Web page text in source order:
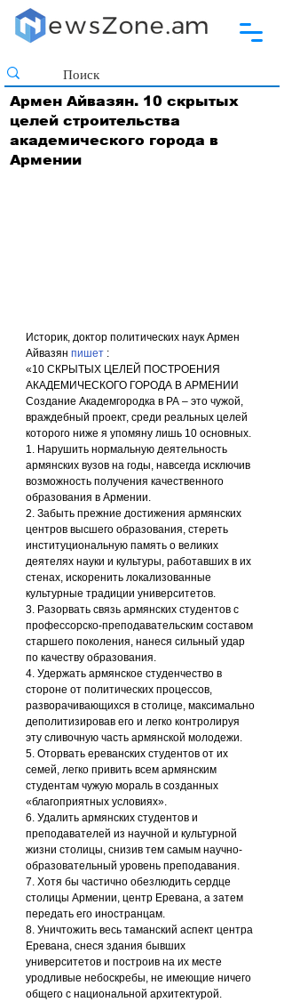
Армен Айвазян. 10 скрытых
целей строительства
академического города в
Армении
Историк, доктор политических наук Армен
Айвазян пишет :
«10 СКРЫТЫХ ЦЕЛЕЙ ПОСТРОЕНИЯ
АКАДЕМИЧЕСКОГО ГОРОДА В АРМЕНИИ
Создание Академгородка в РА – это чужой,
враждебный проект, среди реальных целей
которого ниже я упомяну лишь 10 основных.
1. Нарушить нормальную деятельность
армянских вузов на годы, навсегда исключив
возможность получения качественного
образования в Армении.
2. Забыть прежние достижения армянских
центров высшего образования, стереть
институциональную память о великих
деятелях науки и культуры, работавших в их
стенах, искоренить локализованные
культурные традиции университетов.
3. Разорвать связь армянских студентов с
профессорско-преподавательским составом
старшего поколения, нанеся сильный удар
по качеству образования.
4. Удержать армянское студенчество в
стороне от политических процессов,
разворачивающихся в столице, максимально
деполитизировав его и легко контролируя
эту сливочную часть армянской молодежи.
5. Оторвать ереванских студентов от их
семей, легко привить всем армянским
студентам чужую мораль в созданных
«благоприятных условиях».
6. Удалить армянских студентов и
преподавателей из научной и культурной
жизни столицы, снизив тем самым научно-
образовательный уровень преподавания.
7. Хотя бы частично обезлюдить сердце
столицы Армении, центр Еревана, а затем
передать его иностранцам.
8. Уничтожить весь таманский аспект центра
Еревана, снеся здания бывших
университетов и построив на их месте
уродливые небоскребы, не имеющие ничего
общего с национальной архитектурой.